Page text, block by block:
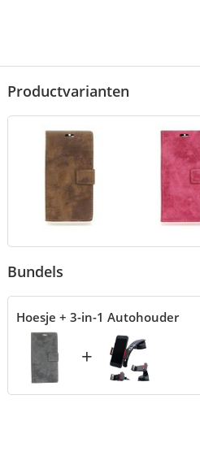
Productvarianten
Bundels
Hoesje + 3-in-1 Autohouder
+